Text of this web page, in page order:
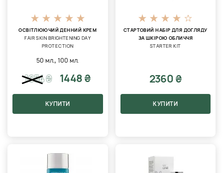
ОСВІТЛЮЮЧИЙ ДЕННИЙ КРЕМ
FAIR SKIN BRIGHTENING DAY
PROTECTION
50 мл.,100 мл.
1654₴ 1448 ₴
КУПИТИ
СТАРТОВИЙ НАБІР ДЛЯ ДОГЛЯДУ
ЗА ШКІРОЮ ОБЛИЧЧЯ
STARTER KIT
2360 ₴
КУПИТИ